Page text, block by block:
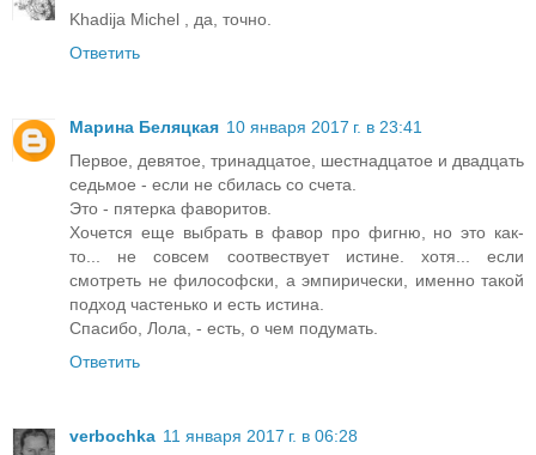
Khadija Michel , да, точно.
Ответить
Марина Беляцкая 10 января 2017 г. в 23:41
Первое, девятое, тринадцатое, шестнадцатое и двадцать
седьмое - если не сбилась со счета.
Это - пятерка фаворитов.
Хочется еще выбрать в фавор про фигню, но это как-
то... не совсем соотвествует истине. хотя... если
смотреть не философски, а эмпирически, именно такой
подход частенько и есть истина.
Спасибо, Лола, - есть, о чем подумать.
Ответить
verbochka 11 января 2017 г. в 06:28